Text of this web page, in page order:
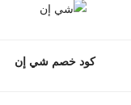
كود خصم شي إن